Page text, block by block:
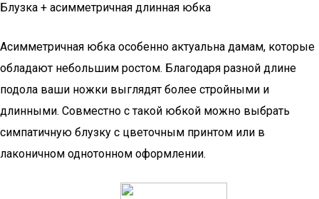
Блузка + асимметричная длинная юбка
Асимметричная юбка особенно актуальна дамам, которые
обладают небольшим ростом. Благодаря разной длине
подола ваши ножки выглядят более стройными и
длинными. Совместно с такой юбкой можно выбрать
симпатичную блузку с цветочным принтом или в
лаконичном однотонном оформлении.